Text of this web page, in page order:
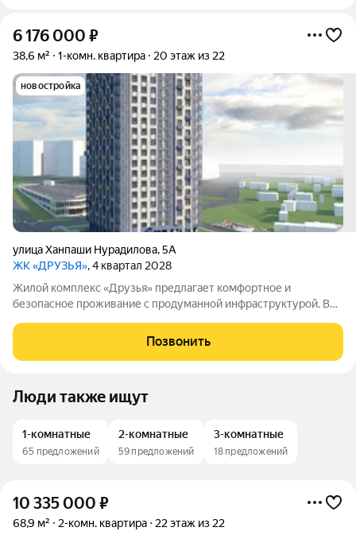
6 176 000 ₽
38,6 м² 1-комн. квартира 20 этаж из 22
новостройка
улица Ханпаши Нурадилова,5А
ЖК «ДРУЗЬЯ», 4 квартал 2028
Жилой комплекс «Друзья» предлагает комфортное и
безопасное проживание с продуманной инфраструктурой. Во
есть детские площадки, спортивная площадка и велосипедные
дорожки. Сам дом оснащён
Позвонить
Люди также ищут
1-комнатные
65 предложений
2-комнатные
59 предложений
3-комнатные
18 предложений
10 335 000 ₽
68,9 м² 2-комн. квартира 22 этаж из 22